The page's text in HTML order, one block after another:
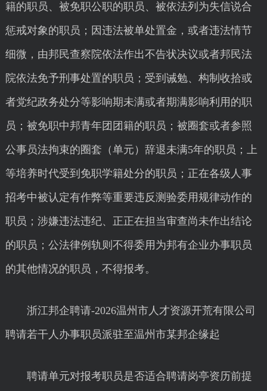
籍的职员、被免职公职的职员、被依法列为失信说合
惩戒对象的职员；因违法被单处置金，或者违法情节
细微，由邦民查察院依法作出不告状决议或者邦民法
院依法免予刑事处置的职员；受到诫勉、构制收拾或
者党纪政务处分等影响期未满或者期满影响利用的职
员；被免职中邦青年团团籍的职员；被圈套或者参照
公事员法拘束的圈套（单元）辞退未满5年的职员；上
等培养时代受到免职学籍处分的职员；正在各级人事
招考中被认定有作弊等重要违反测验委用规律动作的
职员；涉嫌违法违纪、正正在担当审查尚未作出结论
的职员；公法律例轨则不得委用为邦有企业办事职员
的其他情况的职员，不得报考。
浙江邦企聘请-2026温州市人才资源开荒有限公司
聘请若干人办事职员派驻至温州市某邦企缘起
聘请单元对报考职员是否适合聘请岗亭资历前提